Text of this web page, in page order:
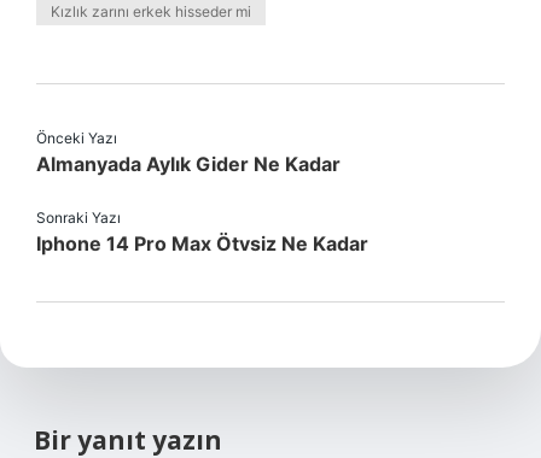
Kızlık zarını erkek hisseder mi
Önceki Yazı
Almanyada Aylık Gider Ne Kadar
Sonraki Yazı
Iphone 14 Pro Max Ötvsiz Ne Kadar
Bir yanıt yazın